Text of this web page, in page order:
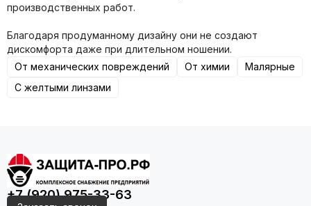
производственных работ.
Благодаря продуманному дизайну они не создают
дискомфорта даже при длительном ношении.
От механических повреждений
От химии
Малярные
С желтыми линзами
+7 (920) 975-33-63